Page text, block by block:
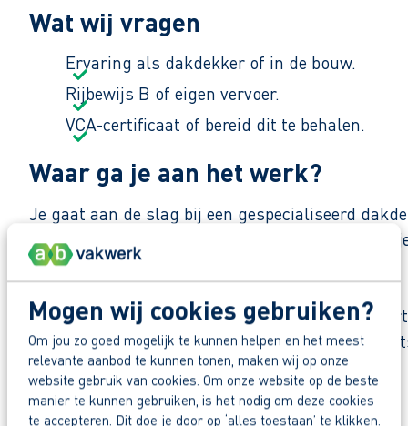
Mogen wij cookies gebruiken?
Om jou zo goed mogelijk te kunnen helpen en het meest
relevante aanbod te kunnen tonen, maken wij op onze
website gebruik van cookies. Om onze website op de beste
manier te kunnen gebruiken, is het nodig om deze cookies
te accepteren. Dit doe je door op ‘alles toestaan’ te klikken.
Wat wij vragen
Ervaring als dakdekker of in de bouw.
Rijbewijs B of eigen vervoer.
VCA-certificaat of bereid dit te behalen.
Waar ga je aan het werk?
Je gaat aan de slag bij een gespecialiseerd
nieuwbouwprojecten. Kwaliteit, veiligheid en
bekend om degelijk vakwerk.
Binnen het team wordt nuchter gewerkt met
Daardoor lever je samen werk af waar je met
Zo maak je werk van jouw toekomst
Deel deze vacature: